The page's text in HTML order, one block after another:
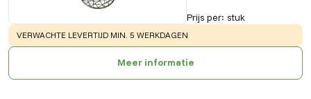
Prijs per: stuk
WARNING:
VERWACHTE LEVERTIJD MIN. 5 WERKDAGEN
Meer informatie